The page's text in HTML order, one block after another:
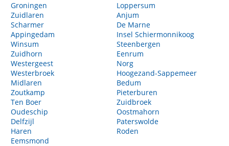
Groningen
Zuidlaren
Scharmer
Appingedam
Winsum
Zuidhorn
Westergeest
Westerbroek
Midlaren
Zoutkamp
Ten Boer
Oudeschip
Delfzijl
Haren
Eemsmond
Loppersum
Anjum
De Marne
Insel Schiermonnikoog
Steenbergen
Eenrum
Norg
Hoogezand-Sappemeer
Bedum
Pieterburen
Zuidbroek
Oostmahorn
Paterswolde
Roden